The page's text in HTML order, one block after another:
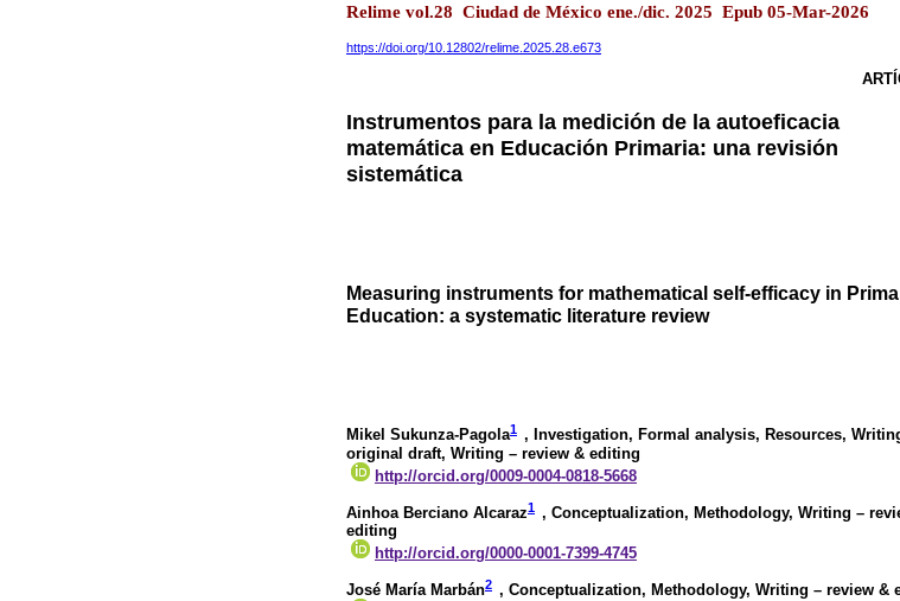
Relime vol.28 Ciudad de México ene./dic. 2025 Epub 05-Mar-2026
https://doi.org/10.12802/relime.2025.28.e673
Instrumentos para la medición de la autoeficacia
matemática en Educación Primaria: una revisión
sistemática
Measuring instruments for mathematical self-efficacy in
Education: a systematic literature review
Mikel Sukunza-Pagola1 , Investigation, Formal analysis, Resources,
original draft, Writing – review & editing
http://orcid.org/0009-0004-0818-5668
Ainhoa Berciano Alcaraz1 , Conceptualization, Methodology, Writing –
editing
http://orcid.org/0000-0001-7399-4745
José María Marbán2 , Conceptualization, Methodology, Writing – review &